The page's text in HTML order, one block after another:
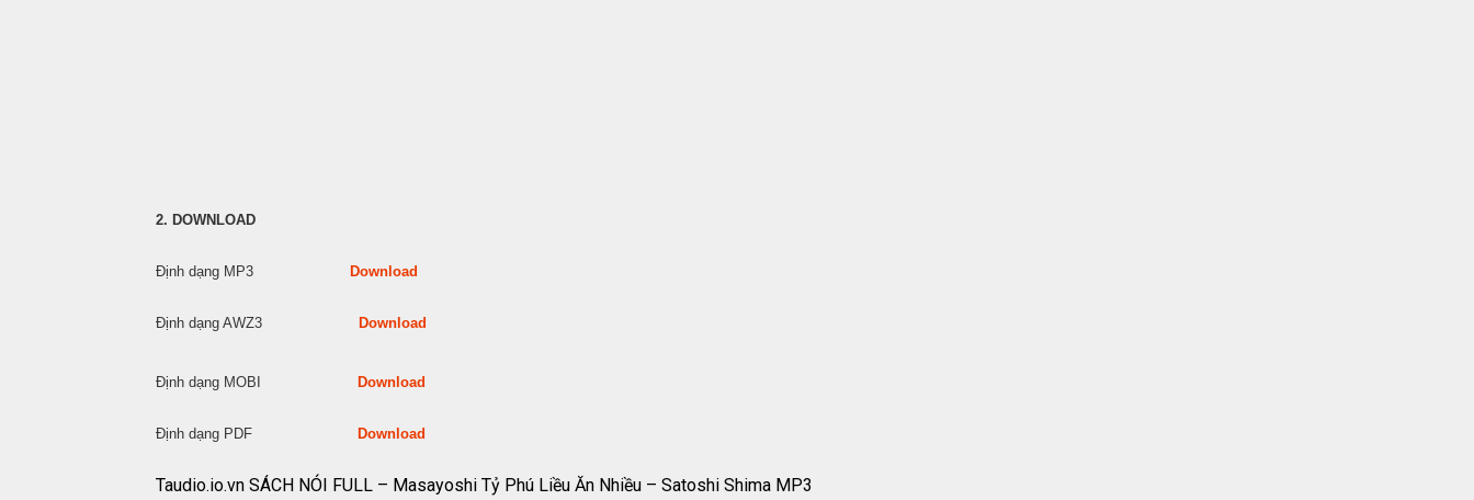
2. DOWNLOAD
Định dạng MP3 Download
Định dạng AWZ3 Download
Định dạng MOBI Download
Định dạng PDF Download
Taudio.io.vn SÁCH NÓI FULL – Masayoshi Tỷ Phú Liều Ăn Nhiều – Satoshi Shima MP3